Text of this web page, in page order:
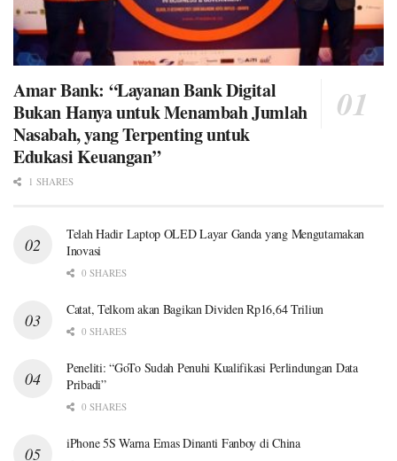
Amar Bank: “Layanan Bank Digital
Bukan Hanya untuk Menambah Jumlah
Nasabah, yang Terpenting untuk
Edukasi Keuangan”
1 SHARES
Telah Hadir Laptop OLED Layar Ganda yang Mengutamakan
Inovasi
0 SHARES
Catat, Telkom akan Bagikan Dividen Rp16,64 Triliun
0 SHARES
Peneliti: “GoTo Sudah Penuhi Kualifikasi Perlindungan Data
Pribadi”
0 SHARES
iPhone 5S Warna Emas Dinanti Fanboy di China